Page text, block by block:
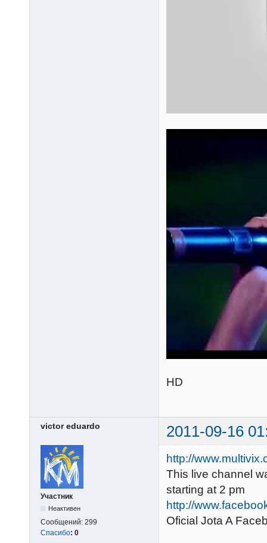
HD
victor eduardo 2011-09-16
Участник
Неактивен
Сообщений: 299
Спасибо: 0
http://
This live channel
starting at 2 pm
http://
Oficial Jota A